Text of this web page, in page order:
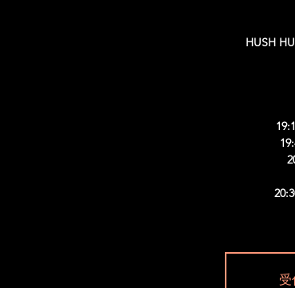
HUSH
受